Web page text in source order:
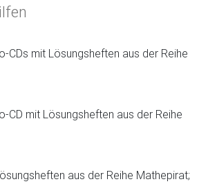
CDs mit Lösungsheften aus der Reihe
CD mit Lösungsheften aus der Reihe
aus der Reihe Mathepirat;